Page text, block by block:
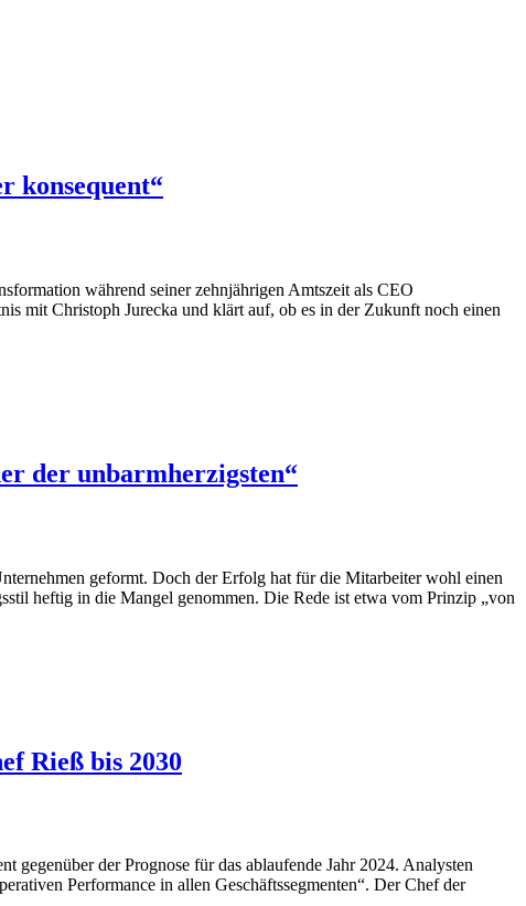
konsequent“
während seiner zehnjährigen Amtszeit als CEO
mit Christoph Jurecka und klärt auf, ob es in der Zukunft noch einen
der unbarmherzigsten“
geformt. Doch der Erfolg hat für die Mitarbeiter wohl einen
heftig in die Mangel genommen. Die Rede ist etwa vom Prinzip „von
Rieß bis 2030
der Prognose für das ablaufende Jahr 2024. Analysten
Performance in allen Geschäftssegmenten“. Der Chef der